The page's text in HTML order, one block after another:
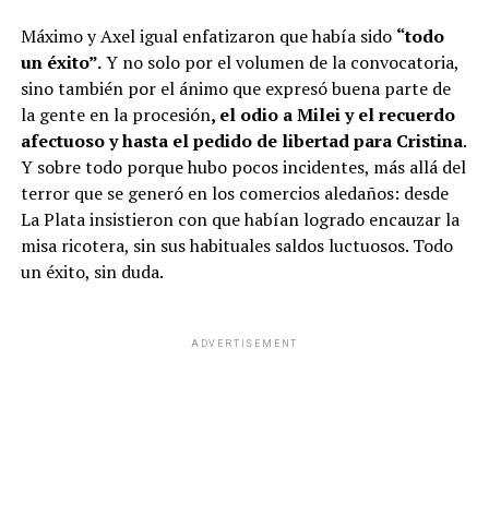
Máximo y Axel igual enfatizaron que había sido “todo
un éxito”.Y no solo por el volumen de la convocatoria,
sino también por el ánimo que expresó buena parte de
la gente en la procesión, el odio a Milei y el recuerdo
afectuoso y hasta el pedido de libertad para Cristina.
Y sobre todo porque hubo pocos incidentes, más allá del
terror que se generó en los comercios aledaños: desde
La Plata insistieron con que habían logrado encauzar la
misa ricotera, sin sus habituales saldos luctuosos. Todo
un éxito, sin duda.
ADVERTISEMENT